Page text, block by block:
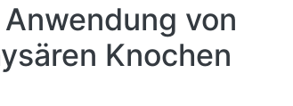
von
Knochen